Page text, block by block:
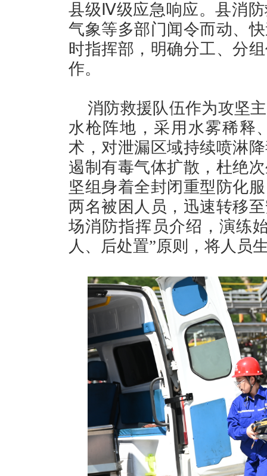
县级Ⅳ级应急响应。县消
气象等多部门闻令而动、
时指挥部，明确分工、分
作。
消防救援队伍作为攻坚
水枪阵地，采用水雾稀释
术，对泄漏区域持续喷淋
遏制有毒气体扩散，杜绝
坚组身着全封闭重型防化
两名被困人员，迅速转移
场消防指挥员介绍，演练
人、后处置”原则，将人员